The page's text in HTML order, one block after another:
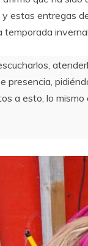
estas entregas
temporada
presencia,
a esto, lo mismo